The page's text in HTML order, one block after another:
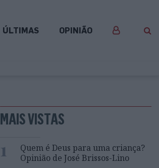
ÚLTIMAS OPINIÃO
MAIS VISTAS
1
Quem é Deus para uma criança?
Opinião de José Brissos-Lino